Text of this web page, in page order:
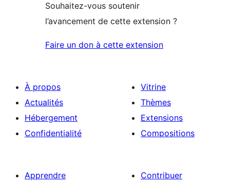
Souhaitez-vous soutenir
l’avancement de cette extension ?
Faire un don à cette extension
À propos
Actualités
Hébergement
Confidentialité
Vitrine
Thèmes
Extensions
Compositions
Apprendre
Contribuer